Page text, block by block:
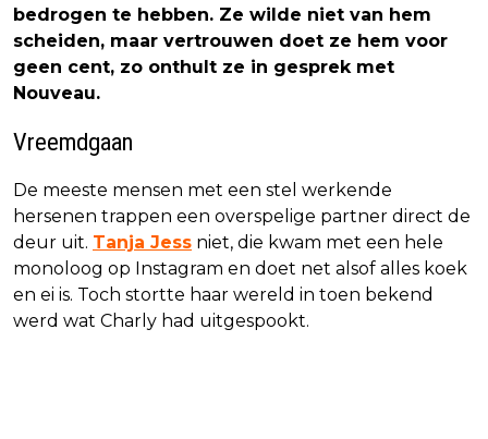
bedrogen te hebben. Ze wilde niet van hem
scheiden, maar vertrouwen doet ze hem voor
geen cent, zo onthult ze in gesprek met
Nouveau.
Vreemdgaan
De meeste mensen met een stel werkende
hersenen trappen een overspelige partner direct de
deur uit. Tanja Jess niet, die kwam met een hele
monoloog op Instagram en doet net alsof alles koek
en ei is. Toch stortte haar wereld in toen bekend
werd wat Charly had uitgespookt.